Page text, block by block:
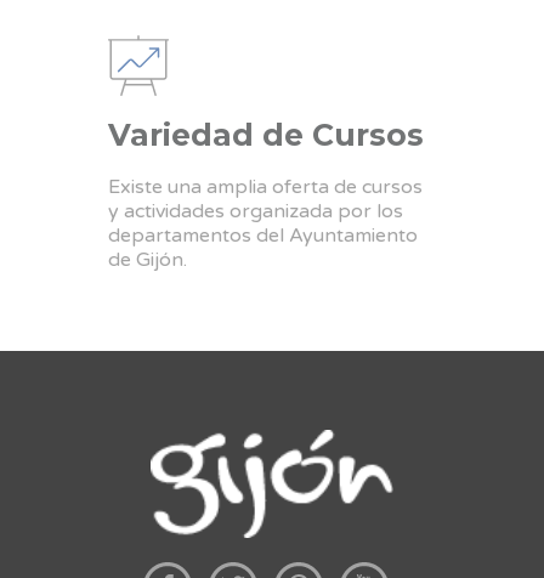
Variedad de Cursos
Existe una amplia oferta de cursos
y actividades organizada por los
departamentos del Ayuntamiento
de Gijón.